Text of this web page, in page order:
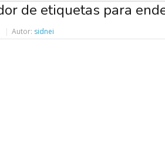
de etiquetas para
Autor: sidnei